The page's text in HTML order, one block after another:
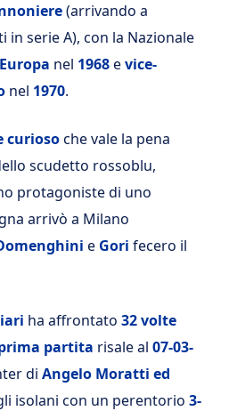
(arrivando a
in serie A), con la Nazionale
nel 1968evice-
nel 1970.
curiosoche vale la pena
scudetto rossoblu,
protagoniste di uno
arrivò a Milano
e Gori fecero il
ha affrontato 32 volte
partita risale al 07-03-
di Angelo Moratti ed
isolani con un perentorio 3-